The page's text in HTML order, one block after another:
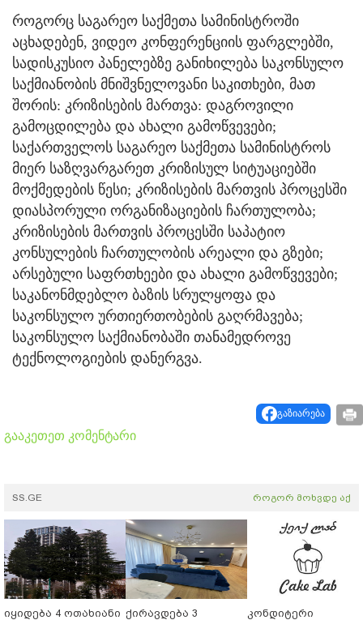
როგორც საგარეო საქმეთა სამინისტროში
აცხადებენ, ვიდეო კონფერენციის ფარგლებში,
სადისკუსიო პანელებზე განიხილება საკონსულო
საქმიანობის მნიშვნელოვანი საკითხები, მათ
შორის: კრიზისების მართვა: დაგროვილი
გამოცდილება და ახალი გამოწვევები;
საქართველოს საგარეო საქმეთა სამინისტროს
მიერ საზღვარგარეთ კრიზისულ სიტუაციებში
მოქმედების წესი; კრიზისების მართვის პროცესში
დიასპორული ორგანიზაციების ჩართულობა;
კრიზისების მართვის პროცესში საპატიო
კონსულების ჩართულობის არეალი და გზები;
არსებული საფრთხეები და ახალი გამოწვევები;
საკანონმდებლო ბაზის სრულყოფა და
საკონსულო ურთიერთობების გაღრმავება;
საკონსულო საქმიანობაში თანამედროვე
ტექნოლოგიების დანერგვა.
გაზიარება
გააკეთეთ კომენტარი
SS.GE როგორ მოხვდე აქ
იყიდება 4 ოთახიანი ქირავდება 3
კონდიტერი